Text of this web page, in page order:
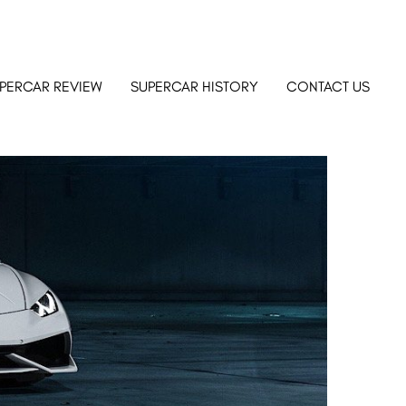
REVIEW SUPERCAR HISTORY CONTACT US